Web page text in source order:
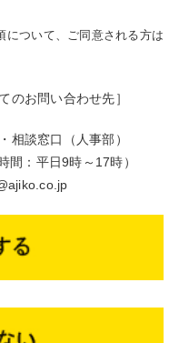
について、ご同意される方は
のお問い合わせ先］
談窓口（人事部）
：平日9時～17時）